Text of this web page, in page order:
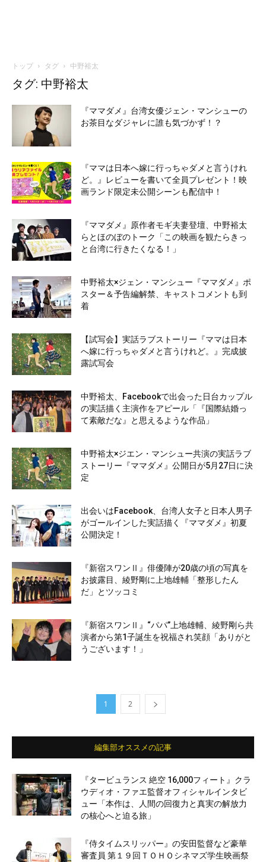
トップ タグ 中野裕太
タグ: 中野裕太
『ママダメ』台湾女優ジェン・マンシューの
お茶目なダジャレに誰も気づかず！？
『ママは日本へ嫁に行っちゃダメと言うけれ
ど。』レビューを書いて全員プレゼント！映
画ランド限定未公開シーンも配信中！
『ママダメ』原作者モギ夫妻登壇、中野裕太
らとほのぼのトーク「この映画を観たらきっ
と台湾に行きたくなる！」
中野裕太×ジェン・マンシュー『ママダメ』ポ
スター＆予告編解禁、キャストコメントも到
着
【試写会】実話ラブストーリー『ママは日本
へ嫁に行っちゃダメと言うけれど。』完成披
露試写会
中野裕太、Facebookで出会った日台カップル
の実話描く主演作をアピール「『国際結婚っ
て素敵だな』と思えるような作品」
中野裕太×ジエン・マンシュー共演の実話ラブ
ストーリー『ママダメ』公開日が5月27日に決
定
出会いはFacebook、台湾人女子と日本人男子
がゴールインした実話描く『ママダメ』初夏
公開決定！
『新宿スワンⅡ』俳優陣が20歳の頃の写真を
お披露目、綾野剛に上地雄輔「整形したん
だ」とツッコミ
『新宿スワンⅡ』“パパ”上地雄輔、綾野剛ら共
演者から第1子誕生を祝福され笑顔「ありがと
うございます！」
1 2
編集部オススメの記事
『タービュランス 絶空 16,000フィート』クラ
ウディオ・ファエ監督オフィシャルインタビ
ュー「本作は、人間の回復力と真実の解放力
の核心へと迫る旅」
『侍タイムスリッパー』の安田監督など豪華
審査員 第１９回ＴＯＨＯシネマズ学生映画祭